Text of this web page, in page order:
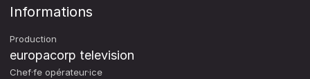
Informations
Production
europacorp television
Chef·fe opérateur·ice